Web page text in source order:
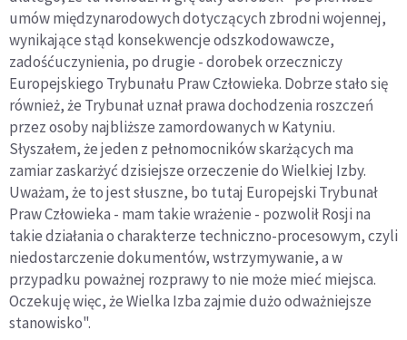
umów międzynarodowych dotyczących zbrodni wojennej,
wynikające stąd konsekwencje odszkodowawcze,
zadośćuczynienia, po drugie - dorobek orzeczniczy
Europejskiego Trybunału Praw Człowieka. Dobrze stało się
również, że Trybunał uznał prawa dochodzenia roszczeń
przez osoby najbliższe zamordowanych w Katyniu.
Słyszałem, że jeden z pełnomocników skarżących ma
zamiar zaskarżyć dzisiejsze orzeczenie do Wielkiej Izby.
Uważam, że to jest słuszne, bo tutaj Europejski Trybunał
Praw Człowieka - mam takie wrażenie - pozwolił Rosji na
takie działania o charakterze techniczno-procesowym, czyli
niedostarczenie dokumentów, wstrzymywanie, a w
przypadku poważnej rozprawy to nie może mieć miejsca.
Oczekuję więc, że Wielka Izba zajmie dużo odważniejsze
stanowisko".